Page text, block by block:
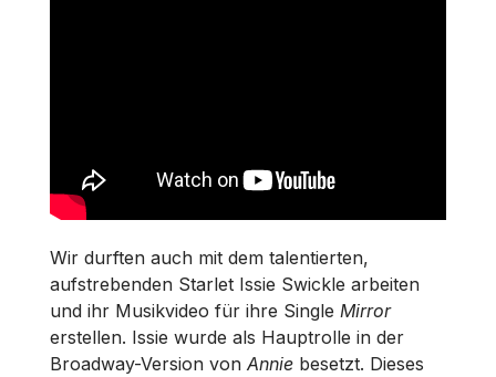
Wir durften auch mit dem talentierten,
aufstrebenden Starlet Issie Swickle arbeiten
und ihr Musikvideo für ihre Single Mirror
erstellen. Issie wurde als Hauptrolle in der
Broadway-Version von Annie besetzt. Dieses